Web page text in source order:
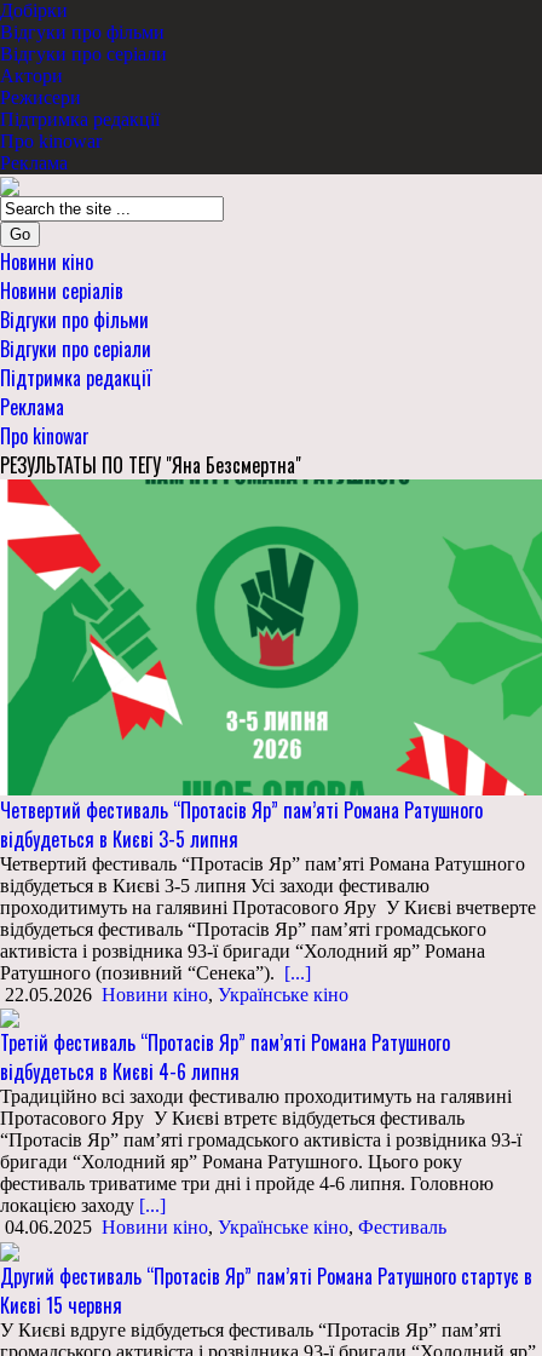
Добірки
Відгуки про фільми
Відгуки про серіали
Актори
Режисери
Підтримка редакції
Про kinowar
Реклама
Go
Новини кіно
Новини серіалів
Відгуки про фільми
Відгуки про серіали
Підтримка редакції
Реклама
Про kinowar
РЕЗУЛЬТАТЫ ПО ТЕГУ "Яна Безсмертна"
Четвертий фестиваль “Протасів Яр” пам’яті Романа Ратушного
відбудеться в Києві 3-5 липня
Четвертий фестиваль “Протасів Яр” пам’яті Романа Ратушного
відбудеться в Києві 3-5 липня Усі заходи фестивалю
проходитимуть на галявині Протасового Яру У Києві вчетверте
відбудеться фестиваль “Протасів Яр” пам’яті громадського
активіста і розвідника 93-ї бригади “Холодний яр” Романа
Ратушного (позивний “Сенека”). [...]
22.05.2026 Новини кіно, Українське кіно
Третій фестиваль “Протасів Яр” пам’яті Романа Ратушного
відбудеться в Києві 4-6 липня
Традиційно всі заходи фестивалю проходитимуть на галявині
Протасового Яру У Києві втретє відбудеться фестиваль
“Протасів Яр” пам’яті громадського активіста і розвідника 93-ї
бригади “Холодний яр” Романа Ратушного. Цього року
фестиваль триватиме три дні і пройде 4-6 липня. Головною
локацією заходу [...]
04.06.2025 Новини кіно, Українське кіно, Фестиваль
Другий фестиваль “Протасів Яр” пам’яті Романа Ратушного стартує в
Києві 15 червня
У Києві вдруге відбудеться фестиваль “Протасів Яр” пам’яті
громадського активіста і розвідника 93-ї бригади “Холодний яр”